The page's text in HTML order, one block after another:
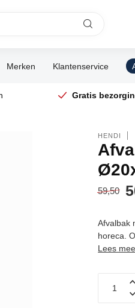
Merken Klantenservice
Gratis
HENDI
59,50
Afvalbak
horeca.
Lees